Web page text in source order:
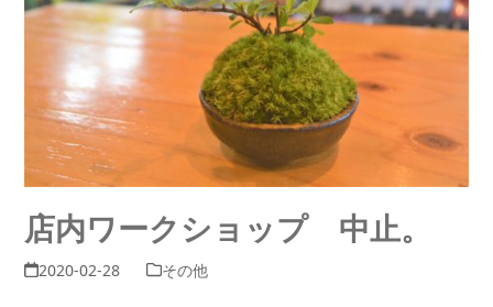
店内ワークショップ 中止。
2020-02-28 その他